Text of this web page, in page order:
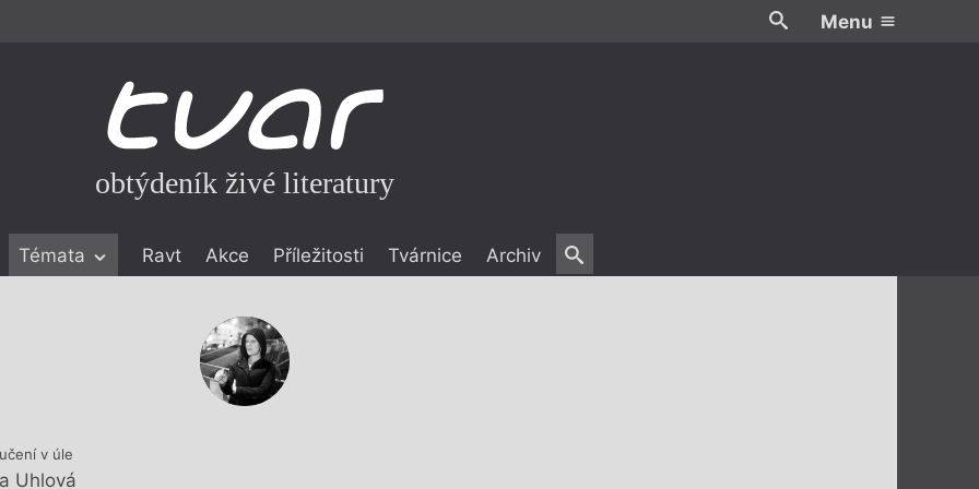
Menu
obtýdeník živé literatury
Témata Ravt Akce Příležitosti Tvárnice Archiv
v úle
Uhlová